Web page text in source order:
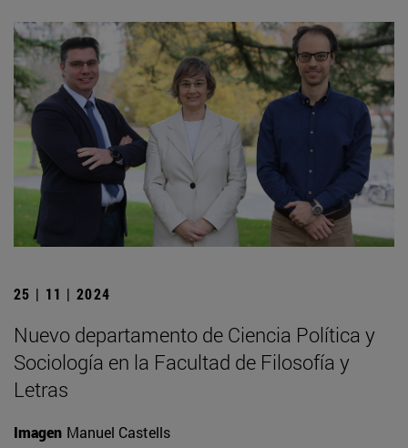
25 | 11 | 2024
Nuevo departamento de Ciencia Política y
Sociología en la Facultad de Filosofía y
Letras
Imagen Manuel Castells